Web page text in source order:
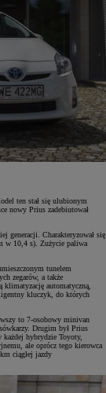
ten stał się ulubionym
nowy Prius zadebiutował
generacji. Charakteryzował się
w 10,4 s). Zużycie paliwa
tunelem
zegarów, a także
automatyczną,
kluczyk, do których
to 7-osobowy minivan
Drugim był Prius
hybrydzie Toyoty,
ale oprócz tego kierowca
ciągłej jazdy